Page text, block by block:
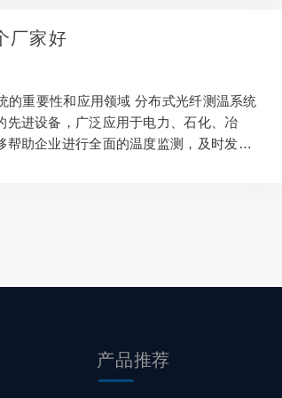
厂家好
的重要性和应用领域 分布式光纤测温系统
先进设备，广泛应用于电力、石化、冶
助企业进行全面的温度监测，及时发现
产品推荐